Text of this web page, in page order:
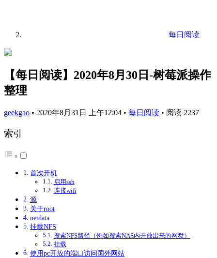
每日阅读
【每日阅读】2020年8月30日-树莓派操作
整理
geekgao • 2020年8月31日 上午12:04 • 每日阅读 • 阅读 2237
索引
首次开机
启用ssh
连接wifi
源
关于root
netdata
挂载NFS
搜索NFS路径（例如搜索NAS内开放出来的网盘）
挂载
使用pc开放的端口访问国外网站